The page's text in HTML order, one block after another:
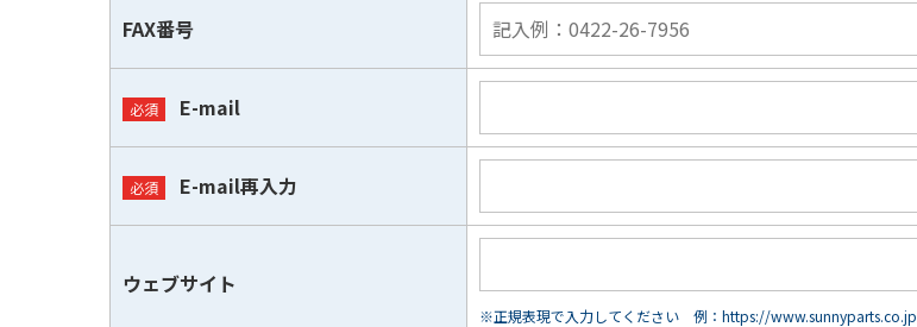
FAX番号
E-mail
E-mail再入力
ウェブサイト
※正規表現で入力してください 例：https://www.sunnyparts.co.jp